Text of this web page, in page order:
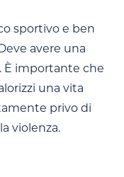
sportivo e ben
avere una
È importante che
una vita
privo di
violenza.